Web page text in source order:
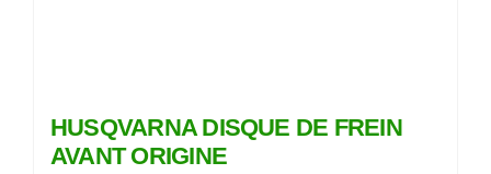
HUSQVARNA DISQUE DE FREIN
AVANT ORIGINE